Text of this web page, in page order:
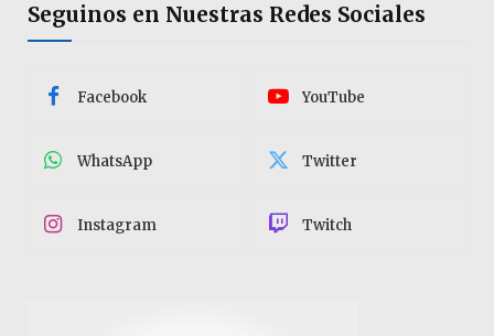
Seguinos en Nuestras Redes Sociales
Facebook YouTube
WhatsApp Twitter
Instagram Twitch